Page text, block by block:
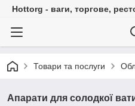
Hottorg - ваги, торгове,
Товари та послуги
Апарати для солодкої